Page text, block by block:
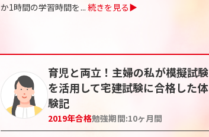
か1時間の学習時間を... 続きを見る▶
育児と両立！主婦の私が模擬試験
を活用して宅建試験に合格した体
験記
2019年合格勉強期間:10ヶ月間